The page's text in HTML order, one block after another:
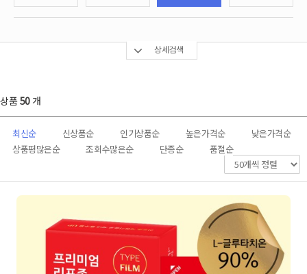
상세검색
상품 50개
최신순 신상품순 인기상품순 높은가격순
낮은가격순
상품평많은순
조회수많은순 단종순 품절순